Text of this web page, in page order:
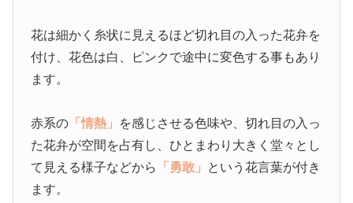
花は細かく糸状に見えるほど切れ目の入った花弁を
付け、花色は白、ピンクで途中に変色する事もあり
ます。
赤系の 「情熱」 を感じさせる色味や、切れ目の入っ
た花弁が空間を占有し、ひとまわり大きく堂々とし
て見える様子などから
「勇敢」 という花言葉が付き
ます。